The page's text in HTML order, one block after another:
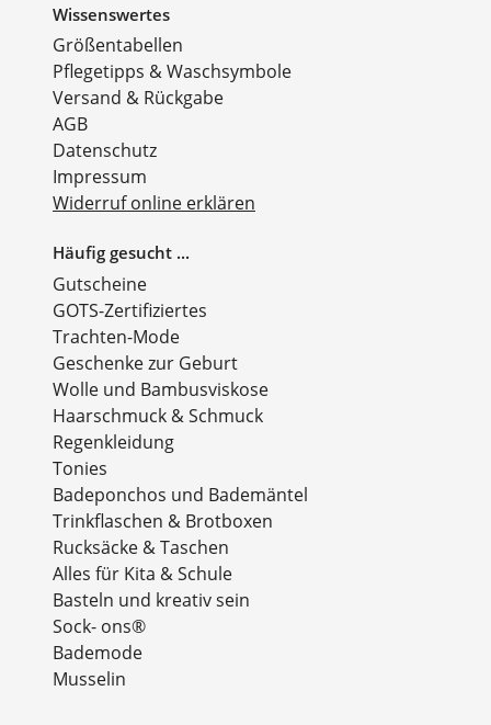
Wissenswertes
Größentabellen
Pflegetipps & Waschsymbole
Versand & Rückgabe
AGB
Datenschutz
Impressum
Widerruf online erklären
Häufig gesucht ...
Gutscheine
GOTS-Zertifiziertes
Trachten-Mode
Geschenke zur Geburt
Wolle und Bambusviskose
Haarschmuck & Schmuck
Regenkleidung
Tonies
Badeponchos und Bademäntel
Trinkflaschen & Brotboxen
Rucksäcke & Taschen
Alles für Kita & Schule
Basteln und kreativ sein
Sock- ons®
Bademode
Musselin